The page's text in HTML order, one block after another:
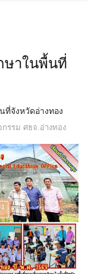
ษาในพื้นที่
ที่จังหวัดอ่างทอง
รรม ศธจ.อ่างทอง